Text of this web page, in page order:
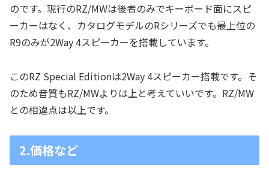
のです。現行のRZ/MWは後者のみでキーボード面にスピ
ーカーはなく、カタログモデルのRシリーズでも最上位の
R9のみが2Way 4スピーカーを搭載しています。
このRZ Special Editionは2Way 4スピーカー搭載です。そ
のため音質もRZ/MWよりは上と考えていいです。RZ/MW
との相違点は以上です。
2.価格など